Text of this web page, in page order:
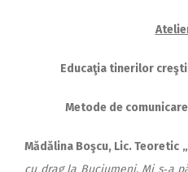
Educaţia tinerilor
Metode de
Mădălina Boşcu, Lic. Teoretic